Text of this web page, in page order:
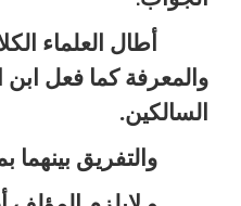
أطال العلماء
والمعرفة كما فعل
السالكين.
والتفريق بينهما